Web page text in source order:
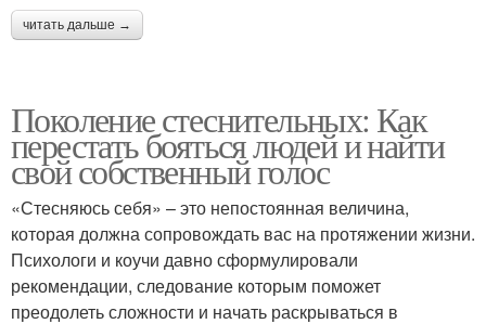
читать дальше →
Поколение стеснительных: Как
перестать бояться людей и найти
свой собственный голос
«Стесняюсь себя» – это непостоянная величина,
которая должна сопровождать вас на протяжении жизни.
Психологи и коучи давно сформулировали
рекомендации, следование которым поможет
преодолеть сложности и начать раскрываться в